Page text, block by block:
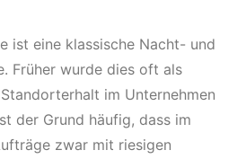
ist eine klassische Nacht- und
Früher wurde dies oft als
im Unternehmen
der Grund häufig, dass im
zwar mit riesigen